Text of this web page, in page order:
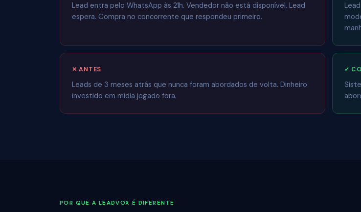
Lead entra pelo WhatsApp às 21h. Vendedor não está disponível. Lead
espera. Compra no concorrente que respondeu primeiro.
✕ ANTES
Leads de 3 meses atrás que nunca foram abordados de volta. Dinheiro
investido em mídia jogado fora.
✓
POR QUE A LEADVOX É DIFERENTE